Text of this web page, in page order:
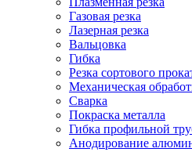
Газовая резка
Лазерная резка
Вальцовка
Гибка
Резка сортового
Механическая
Сварка
Покраска металла
Гибка профильной
Анодирование